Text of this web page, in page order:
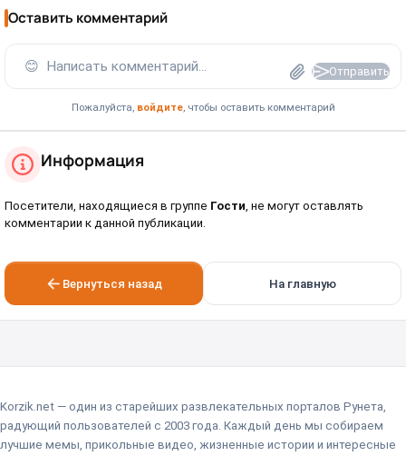
Оставить комментарий
😊 Написать комментарий... Отправить
Пожалуйста, войдите, чтобы оставить комментарий
Информация
Посетители, находящиеся в группе Гости, не могут оставлять
комментарии к данной публикации.
Вернуться назад На главную
Korzik.net — один из старейших развлекательных порталов Рунета,
радующий пользователей с 2003 года. Каждый день мы собираем
лучшие мемы, прикольные видео, жизненные истории и интересные